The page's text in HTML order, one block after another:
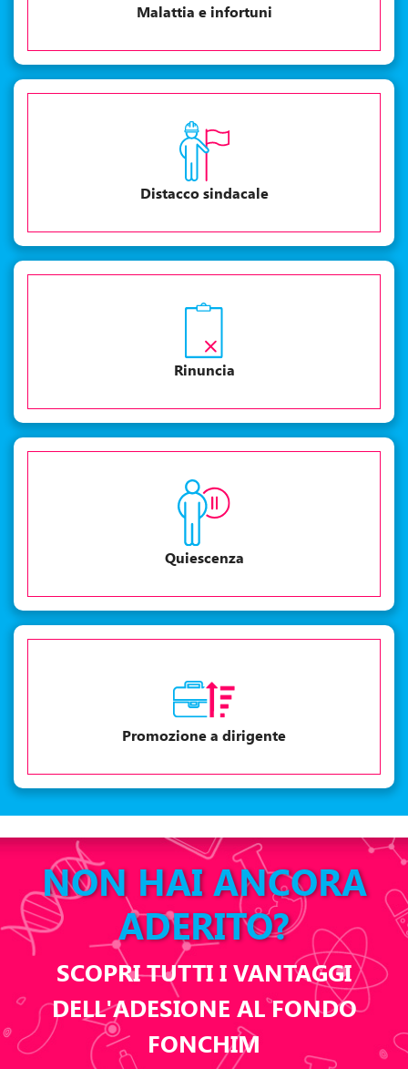
Malattia e infortuni
Distacco sindacale
Rinuncia
Quiescenza
Promozione a dirigente
NON HAI ANCORA
ADERITO?
SCOPRI TUTTI I VANTAGGI
DELL'ADESIONE AL FONDO
FONCHIM